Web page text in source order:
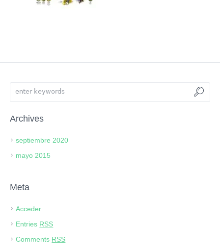
Archives
septiembre 2020
mayo 2015
Meta
Acceder
Entries RSS
Comments RSS